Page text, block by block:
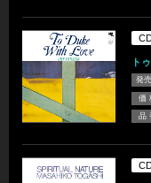
ト
発
価
品